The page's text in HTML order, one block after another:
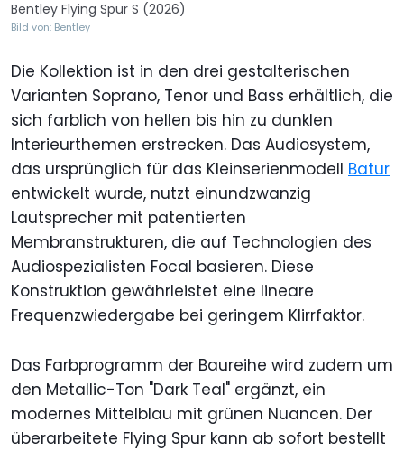
Bentley Flying Spur S (2026)
Bild von: Bentley
Die Kollektion ist in den drei gestalterischen
Varianten Soprano, Tenor und Bass erhältlich, die
sich farblich von hellen bis hin zu dunklen
Interieurthemen erstrecken. Das Audiosystem,
das ursprünglich für das Kleinserienmodell Batur
entwickelt wurde, nutzt einundzwanzig
Lautsprecher mit patentierten
Membranstrukturen, die auf Technologien des
Audiospezialisten Focal basieren. Diese
Konstruktion gewährleistet eine lineare
Frequenzwiedergabe bei geringem Klirrfaktor.
Das Farbprogramm der Baureihe wird zudem um
den Metallic-Ton "Dark Teal" ergänzt, ein
modernes Mittelblau mit grünen Nuancen. Der
überarbeitete Flying Spur kann ab sofort bestellt